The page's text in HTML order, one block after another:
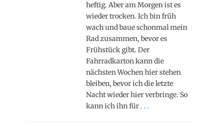
heftig. Aber am Morgen ist es
wieder trocken. Ich bin früh
wach und baue schonmal mein
Rad zusammen, bevor es
Frühstück gibt. Der
Fahrradkarton kann die
nächsten Wochen hier stehen
bleiben, bevor ich die letzte
Nacht wieder hier verbringe. So
kann ich ihn für . . .